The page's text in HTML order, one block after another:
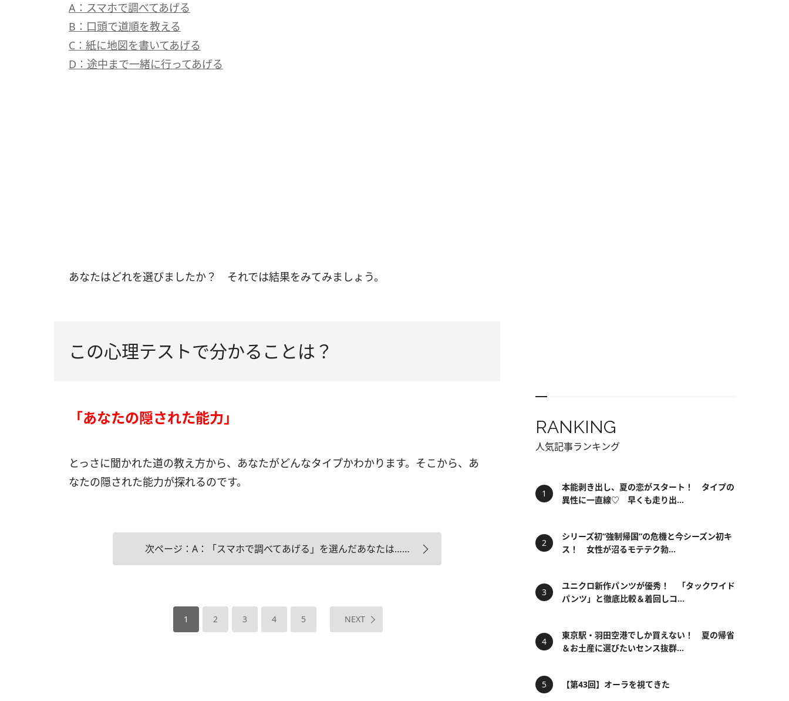
A：スマホで調べてあげる
B：口頭で道順を教える
C：紙に地図を書いてあげる
D：途中まで一緒に行ってあげる
あなたはどれを選びましたか？ それでは結果をみてみましょう。
この心理テストで分かることは？
「あなたの隠された能力」
とっさに聞かれた道の教え方から、あなたがどんなタイプかわかります。そこから、あ
なたの隠された能力が探れるのです。
次ページ：A：「スマホで調べてあげる」を選んだあなたは……
1 2 3 4 5 NEXT
RANKING
人気記事ランキング
本能剥き出し、夏の恋がスタート！ タイプの
異性に一直線♡ 早くも走り出...
シリーズ初“強制帰国”の危機と今シーズン初キ
ス！ 女性が沼るモテテク勃...
ユニクロ新作パンツが優秀！ 「タックワイド
パンツ」と徹底比較＆着回しコ...
東京駅・羽田空港でしか買えない！ 夏の帰省
＆お土産に選びたいセンス抜群...
【第43回】オーラを視てきた